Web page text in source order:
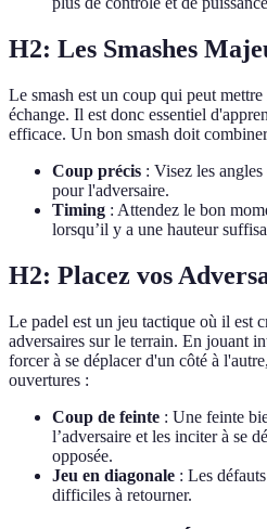
H2: Les Smashes
Le smash est un coup qui peut
échange. Il est donc essentiel
efficace. Un bon smash doit
Coup précis : Visez les
pour l'adversaire.
Timing : Attendez le bon
lorsqu’il y a une hauteur
H2: Placez vos
Le padel est un jeu tactique où il est
adversaires sur le terrain. En jouant
forcer à se déplacer d'un côté à
ouvertures :
Coup de feinte : Une feinte
l’adversaire et les inciter à se
opposée.
Jeu en diagonale : Les
difficiles à retourner.